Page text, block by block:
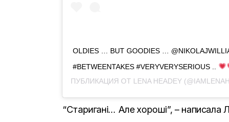
OLDIES … BUT GOODIES …
#BETWEENTAKES #VERYVERYSERIOUS ..
ПУБЛИКАЦИЯ ОТ LENA HEADEY
“Старигані… Але хороші”, – написала